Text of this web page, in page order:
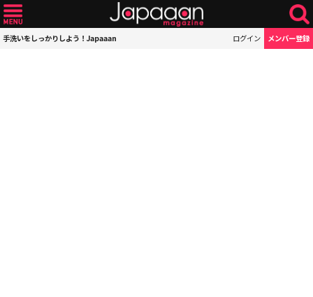
手洗いをしっかりしよう！Japaaan ログイン メンバー登録